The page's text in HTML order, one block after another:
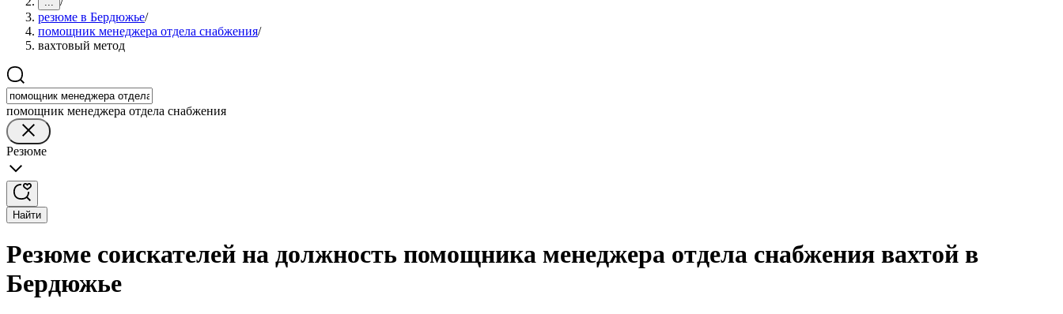
резюме в Бердюжье/
помощник менеджера отдела снабжения/
вахтовый метод
помощник менеджера отдела снабжения
Резюме
Найти
Резюме соискателей на должность помощника менеджера отдела снабжения вахтой в
Бердюжье